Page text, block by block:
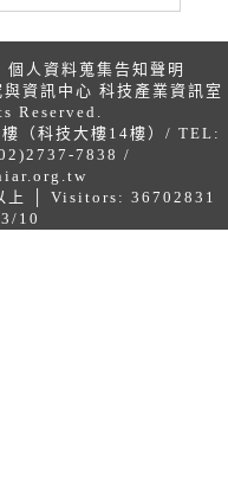
個人資料蒐集告知聲明
資訊中心 科技產業資訊室
Reserved.
（科技大樓14樓）/ TEL:
7838 /
上 │ Visitors: 36702831
10